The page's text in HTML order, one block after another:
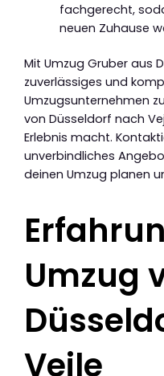
fachgerecht,
neuen Zuhause
Mit Umzug Gruber aus
zuverlässiges und
Umzugsunternehmen
von Düsseldorf nach
Erlebnis macht.
unverbindliches
deinen Umzug planen
Umzug
Vejle